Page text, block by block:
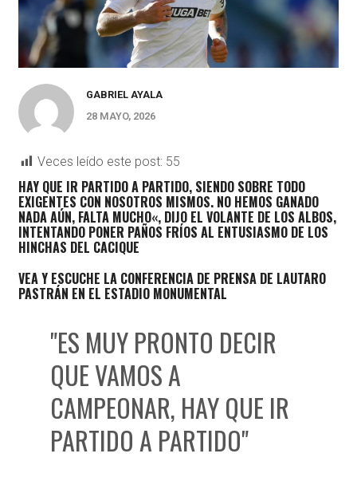
GABRIEL AYALA
28 MAYO, 2026
Veces leído este post: 55
HAY QUE IR PARTIDO A PARTIDO, SIENDO SOBRE TODO
EXIGENTES CON NOSOTROS MISMOS. NO HEMOS GANADO
NADA AÚN, FALTA MUCHO«, DIJO EL VOLANTE DE LOS ALBOS,
INTENTANDO PONER PAÑOS FRÍOS AL ENTUSIASMO DE LOS
HINCHAS DEL CACIQUE
VEA Y ESCUCHE LA CONFERENCIA DE PRENSA DE LAUTARO
PASTRÁN EN EL ESTADIO MONUMENTAL
"ES MUY PRONTO DECIR
QUE VAMOS A
CAMPEONAR, HAY QUE IR
PARTIDO A PARTIDO"